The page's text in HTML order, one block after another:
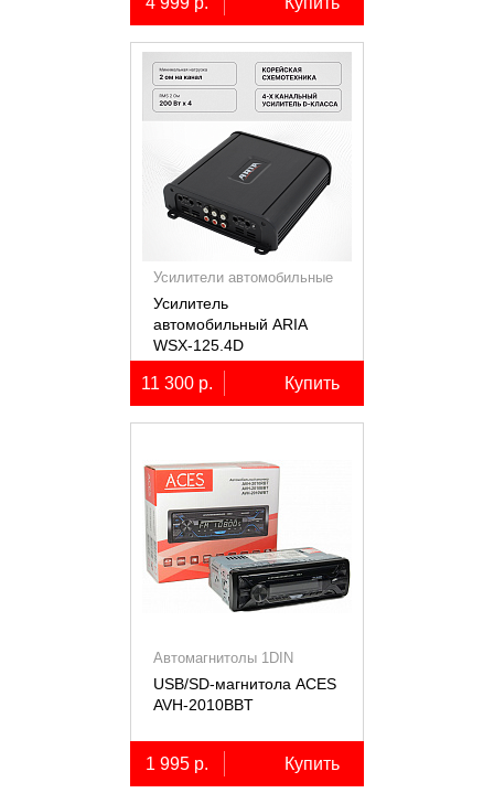
Усилители автомобильные
Усилитель
автомобильный ARIA
WSX-125.4D
четырёхканальный,
4х125Вт (4Ом)
11 300 р. Купить
Автомагнитолы 1DIN
USB/SD-магнитола ACES
AVH-2010BBT
1 995 р. Купить